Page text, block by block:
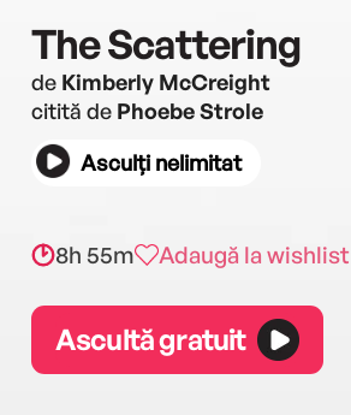
The Scattering
de Kimberly McCreight
citită de Phoebe Strole
Asculți nelimitat
8h 55m Adaugă la wishlist
Ascultă gratuit